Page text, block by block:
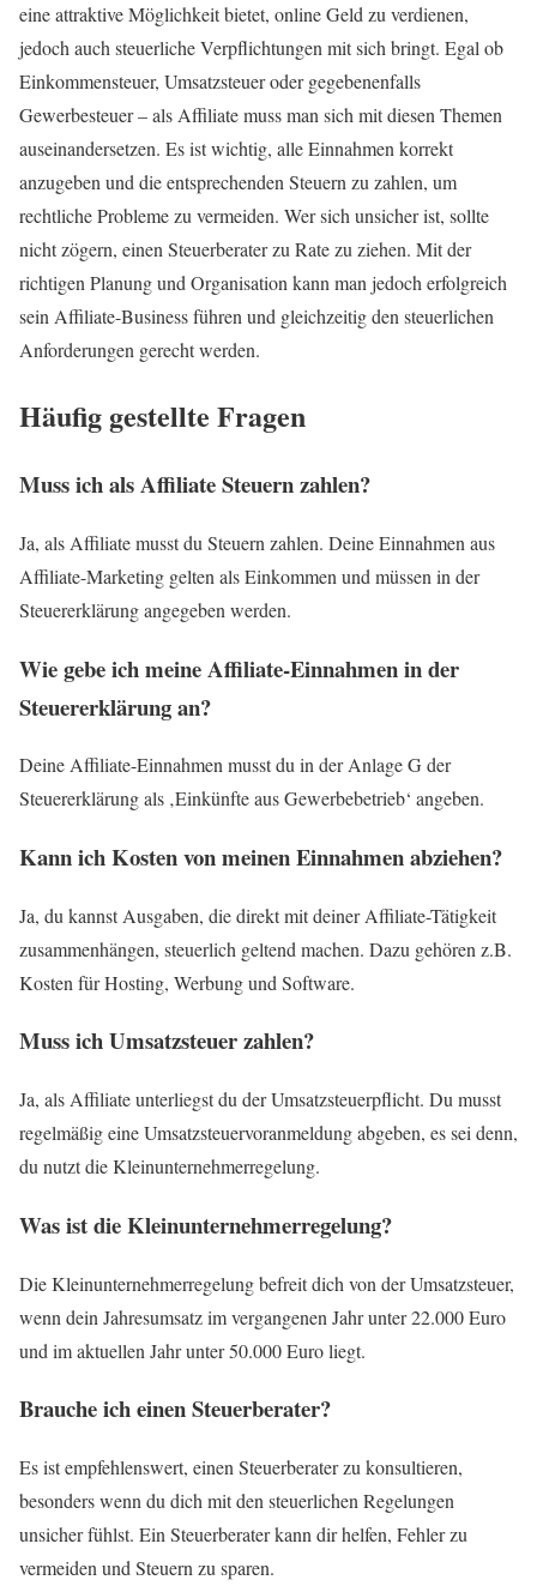
eine attraktive Möglichkeit bietet, online Geld zu verdienen,
jedoch auch steuerliche Verpflichtungen mit sich bringt. Egal ob
Einkommensteuer, Umsatzsteuer oder gegebenenfalls
Gewerbesteuer – als Affiliate muss man sich mit diesen Themen
auseinandersetzen. Es ist wichtig, alle Einnahmen korrekt
anzugeben und die entsprechenden Steuern zu zahlen, um
rechtliche Probleme zu vermeiden. Wer sich unsicher ist, sollte
nicht zögern, einen Steuerberater zu Rate zu ziehen. Mit der
richtigen Planung und Organisation kann man jedoch erfolgreich
sein Affiliate-Business führen und gleichzeitig den steuerlichen
Anforderungen gerecht werden.
Häufig gestellte Fragen
Muss ich als Affiliate Steuern zahlen?
Ja, als Affiliate musst du Steuern zahlen. Deine Einnahmen aus
Affiliate-Marketing gelten als Einkommen und müssen in der
Steuererklärung angegeben werden.
Wie gebe ich meine Affiliate-Einnahmen in der
Steuererklärung an?
Deine Affiliate-Einnahmen musst du in der Anlage G der
Steuererklärung als ‚Einkünfte aus Gewerbebetrieb‘ angeben.
Kann ich Kosten von meinen Einnahmen abziehen?
Ja, du kannst Ausgaben, die direkt mit deiner Affiliate-Tätigkeit
zusammenhängen, steuerlich geltend machen. Dazu gehören z.B.
Kosten für Hosting, Werbung und Software.
Muss ich Umsatzsteuer zahlen?
Ja, als Affiliate unterliegst du der Umsatzsteuerpflicht. Du musst
regelmäßig eine Umsatzsteuervoranmeldung abgeben, es sei denn,
du nutzt die Kleinunternehmerregelung.
Was ist die Kleinunternehmerregelung?
Die Kleinunternehmerregelung befreit dich von der Umsatzsteuer,
wenn dein Jahresumsatz im vergangenen Jahr unter 22.000 Euro
und im aktuellen Jahr unter 50.000 Euro liegt.
Brauche ich einen Steuerberater?
Es ist empfehlenswert, einen Steuerberater zu konsultieren,
besonders wenn du dich mit den steuerlichen Regelungen
unsicher fühlst. Ein Steuerberater kann dir helfen, Fehler zu
vermeiden und Steuern zu sparen.